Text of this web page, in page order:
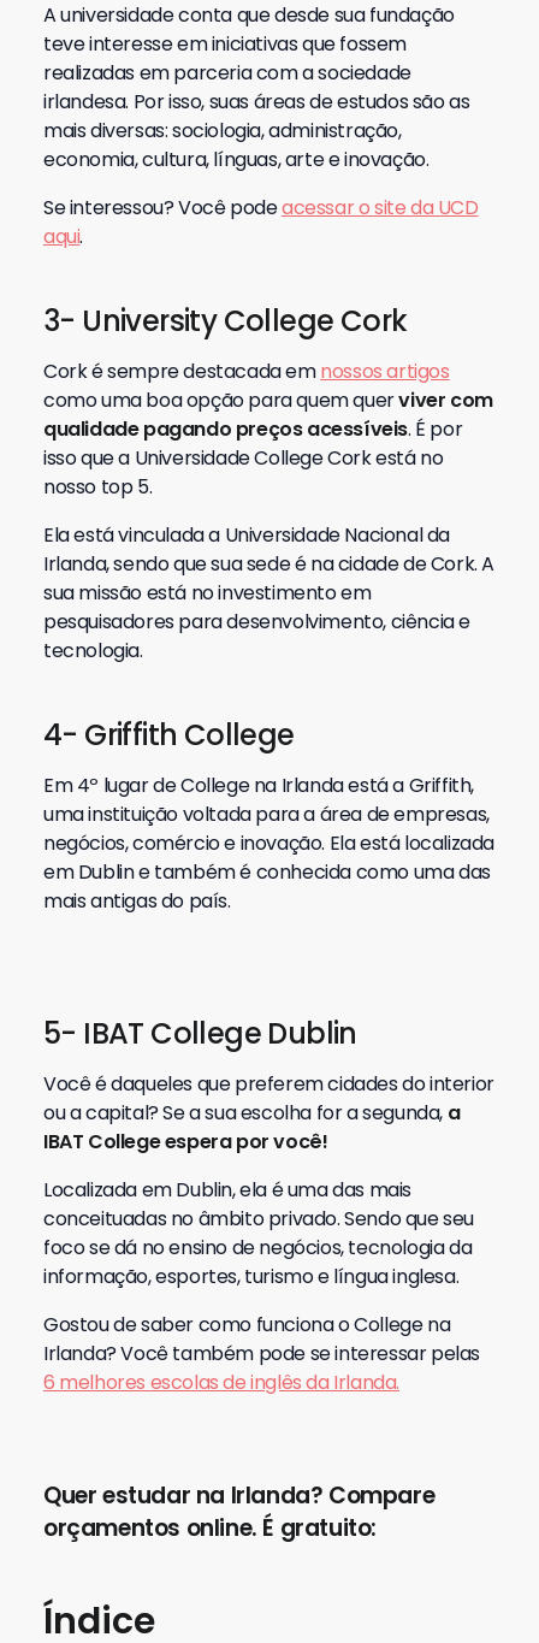
A universidade conta que desde sua fundação
teve interesse em iniciativas que fossem
realizadas em parceria com a sociedade
irlandesa. Por isso, suas áreas de estudos são as
mais diversas: sociologia, administração,
economia, cultura, línguas, arte e inovação.
Se interessou? Você podeacessar o site da UCD
aqui.
3- University College Cork
Cork é sempre destacada emnossos artigos
como uma boa opção para quem querviver com
qualidade pagando preços acessíveis. É por
isso que a Universidade College Cork está no
nosso top 5.
Ela está vinculada a Universidade Nacional da
Irlanda, sendo que sua sede é na cidade de Cork. A
sua missão está no investimento em
pesquisadores para desenvolvimento, ciência e
tecnologia.
4- Griffith College
Em 4º lugar de College na Irlanda está a Griffith,
uma instituição voltada para a área de empresas,
negócios, comércio e inovação. Ela está localizada
em Dublin e também é conhecida como uma das
mais antigas do país.
5- IBAT College Dublin
Você é daqueles que preferem cidades do interior
ou a capital? Se a sua escolha for a segunda, a
IBAT College espera por você!
Localizada em Dublin, ela é uma das mais
conceituadas no âmbito privado. Sendo que seu
foco se dá no ensino de negócios, tecnologia da
informação, esportes, turismo e língua inglesa.
Gostou de saber como funciona o College na
Irlanda? Você também pode se interessar pelas
6 melhores escolas de inglês da Irlanda.
Quer estudar na Irlanda? Compare
orçamentos online. É gratuito:
Índice